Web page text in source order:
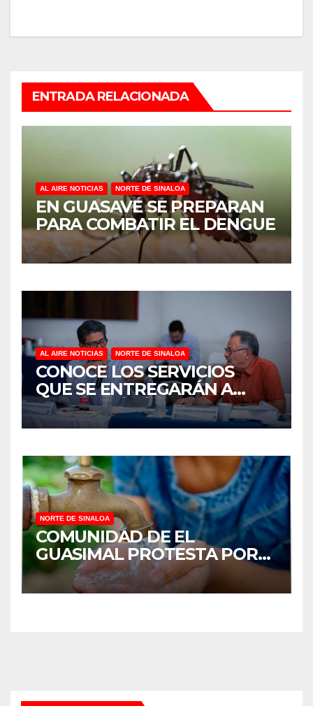
ENTRADA RELACIONADA
AL AIRE NOTICIAS NORTE DE SINALOA
EN GUASAVE SE PREPARAN
PARA COMBATIR EL DENGUE
AL AIRE NOTICIAS NORTE DE SINALOA
CONOCE LOS SERVICIOS
QUE SE ENTREGARÁN A
JUAN JOSÉ RÍOS
NORTE DE SINALOA
COMUNIDAD DE EL
GUASIMAL PROTESTA POR
FALTA DE AGUA POTABLE EN
MOCORITO